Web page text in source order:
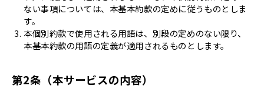
ない事項については、本基本約款の定めに従うものとしま
す。
本個別約款で使用される用語は、別段の定めのない限り、
本基本約款の用語の定義が適用されるものとします。
第2条（本サービスの内容）